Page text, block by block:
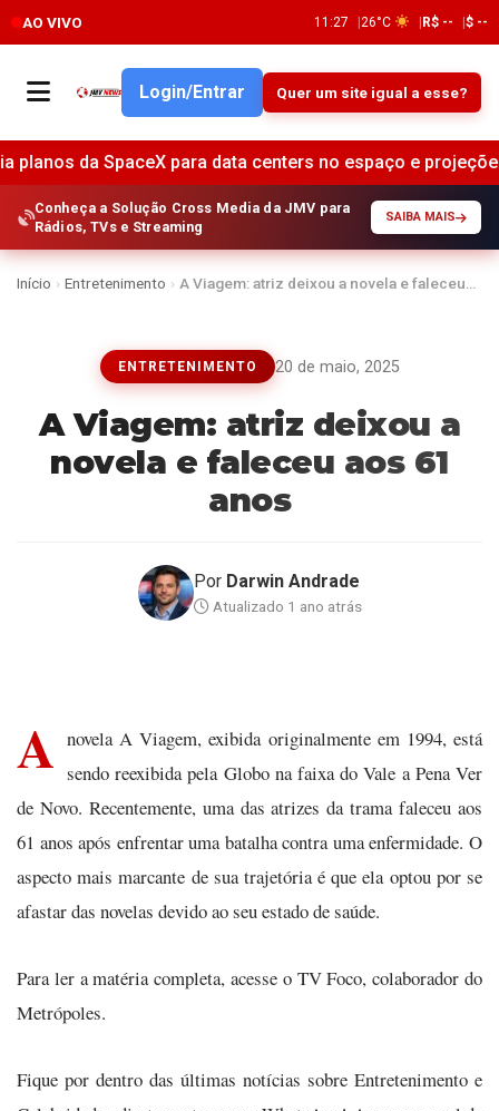
AO VIVO 11:27 26°C R$ -- $ --
Login/Entrar Quer um site igual a esse?
SpaceX para data centers no espaço e projeções de
Conheça a Solução Cross Media da JMV para
Rádios, TVs e Streaming
SAIBA MAIS
Início › Entretenimento › A Viagem: atriz deixou a novela e faleceu…
ENTRETENIMENTO 20 de maio, 2025
A Viagem: atriz deixou a
novela e faleceu aos 61
anos
Por Darwin Andrade
Atualizado 1 ano atrás
A novela A Viagem, exibida originalmente em 1994, está
sendo reexibida pela Globo na faixa do Vale a Pena Ver
de Novo. Recentemente, uma das atrizes da trama faleceu aos
61 anos após enfrentar uma batalha contra uma enfermidade. O
aspecto mais marcante de sua trajetória é que ela optou por se
afastar das novelas devido ao seu estado de saúde.
Para ler a matéria completa, acesse o TV Foco, colaborador do
Metrópoles.
Fique por dentro das últimas notícias sobre Entretenimento e